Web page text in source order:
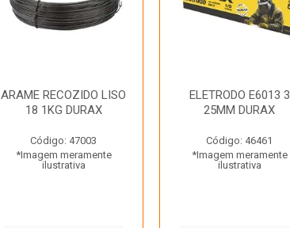
ARAME RECOZIDO LISO
18 1KG DURAX
Código: 47003
*Imagem meramente
ilustrativa
ELETRODO E6013 3
25MM DURAX
Código: 46461
*Imagem meramente
ilustrativa